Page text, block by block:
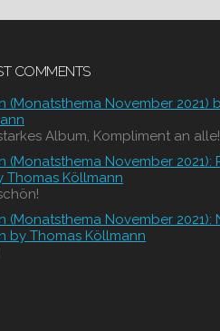
COMMENTS
(Monatsthema November 2021)
Album, Kompliment an alle!
(Monatsthema November 2021):
Thomas Köllmann
(Monatsthema November 2021):
by Thomas Köllmann